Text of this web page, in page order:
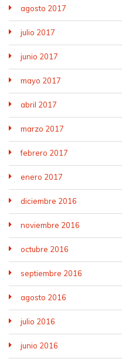
agosto 2017
julio 2017
junio 2017
mayo 2017
abril 2017
marzo 2017
febrero 2017
enero 2017
diciembre 2016
noviembre 2016
octubre 2016
septiembre 2016
agosto 2016
julio 2016
junio 2016